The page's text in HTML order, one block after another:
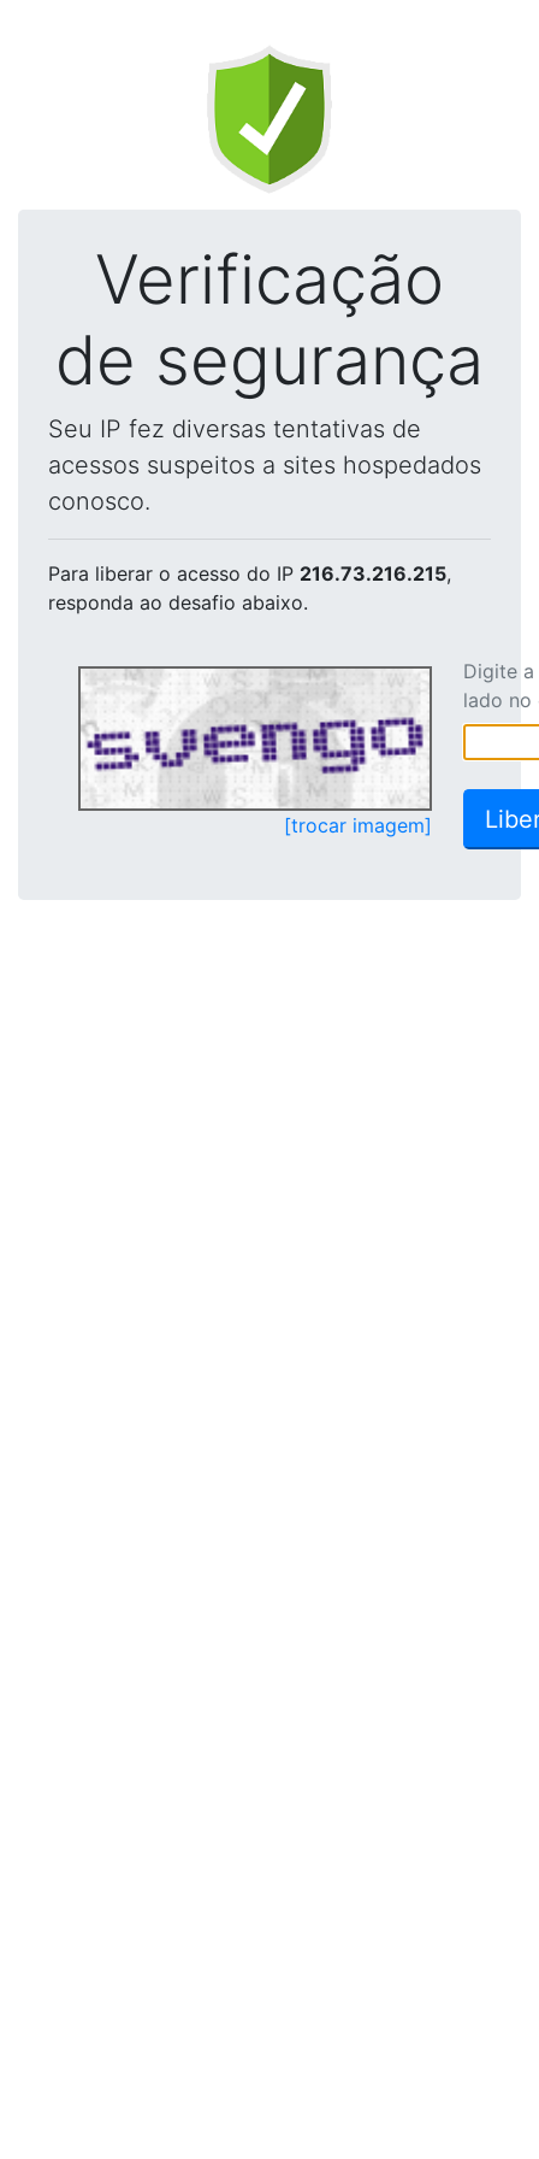
Verificação
de segurança
Seu IP fez diversas tentativas de
acessos suspeitos a sites hospedados
conosco.
Para liberar o acesso do IP 216.73.216.215,
responda ao desafio abaixo.
[trocar imagem]
Digite
lado no